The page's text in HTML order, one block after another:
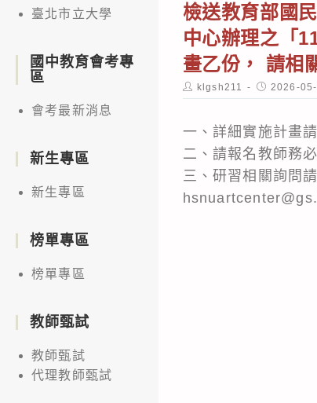
檢送教育部國
中心辦理之「
畫乙份， 請相
Post
author:
klgsh211
Post
published:
2026-
一、詳細實施計畫
二、請報名教師務
三、研習相關詢問
臺北市立大學
國中教育會考專
區
會考最新消息
新生專區
新生專區
榜單專區
榜單專區
教師甄試
教師甄試
代理教師甄試